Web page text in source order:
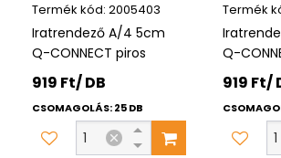
2005403
Iratrendező A/4 5cm
Q-CONNECT piros
919 Ft/ DB
CSOMAGOLÁS: 25 DB
Q-
919 Ft/